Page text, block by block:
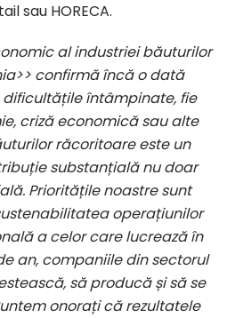
sau HORECA.
al industriei băuturilor
confirmă încă o dată
întâmpinate, fie
criză economică sau alte
răcoritoare este un
substanțială nu doar
Prioritățile noastre sunt
operațiunilor
a celor care lucrează în
an, companiile din sectorul
să producă și să se
onorați că rezultatele